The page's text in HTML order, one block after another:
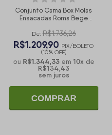
Conjunto Cama Box Molas
Ensacadas Roma Bege
De: R$1.736,26
R$1.209,90 PIX/BOLETO
(10% OFF)
ou R$1.344,33em 10x de
R$134,43
sem juros
COMPRAR